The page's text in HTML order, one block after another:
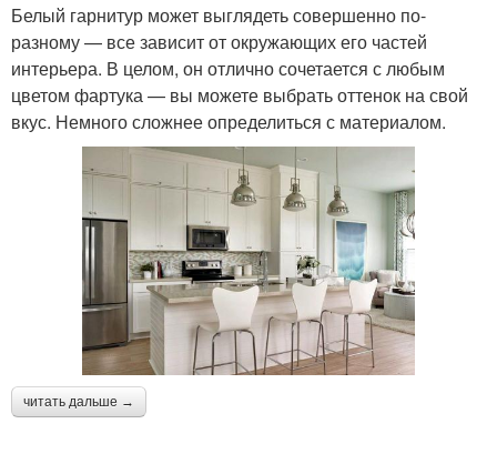
Белый гарнитур может выглядеть совершенно по-
разному — все зависит от окружающих его частей
интерьера. В целом, он отлично сочетается с любым
цветом фартука — вы можете выбрать оттенок на свой
вкус. Немного сложнее определиться с материалом.
читать дальше →